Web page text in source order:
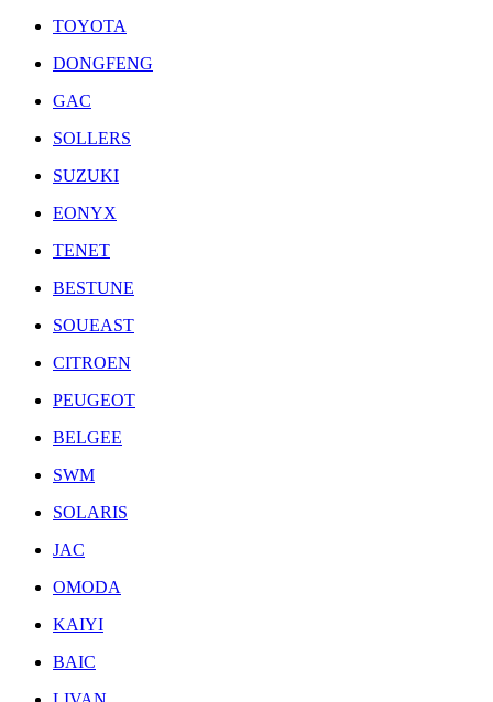
TOYOTA
DONGFENG
GAC
SOLLERS
SUZUKI
EONYX
TENET
BESTUNE
SOUEAST
CITROEN
PEUGEOT
BELGEE
SWM
SOLARIS
JAC
OMODA
KAIYI
BAIC